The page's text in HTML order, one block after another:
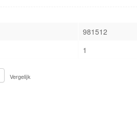
981512
1
Vergelijk